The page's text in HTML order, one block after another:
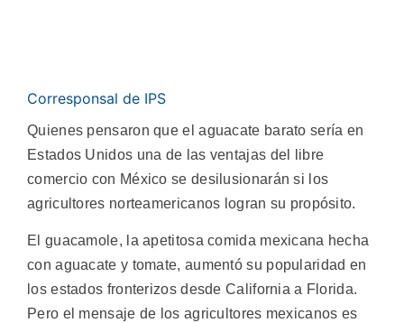
Corresponsal de IPS
Quienes pensaron que el aguacate barato sería en
Estados Unidos una de las ventajas del libre
comercio con México se desilusionarán si los
agricultores norteamericanos logran su propósito.
El guacamole, la apetitosa comida mexicana hecha
con aguacate y tomate, aumentó su popularidad en
los estados fronterizos desde California a Florida.
Pero el mensaje de los agricultores mexicanos es